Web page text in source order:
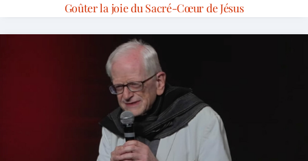
Goûter la joie du Sacré-Cœur de Jésus